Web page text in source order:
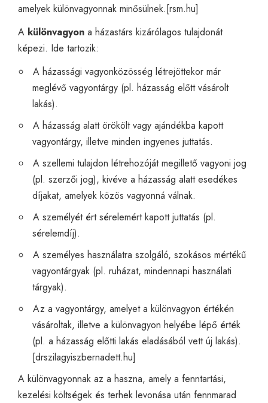
amelyek különvagyonnak minősülnek.[rsm.hu]
A különvagyon a házastárs kizárólagos tulajdonát
képezi. Ide tartozik:
A házassági vagyonközösség létrejöttekor már
meglévő vagyontárgy (pl. házasság előtt vásárolt
lakás).
A házasság alatt örökölt vagy ajándékba kapott
vagyontárgy, illetve minden ingyenes juttatás.
A szellemi tulajdon létrehozóját megillető vagyoni jog
(pl. szerzői jog), kivéve a házasság alatt esedékes
díjakat, amelyek közös vagyonná válnak.
A személyét ért sérelemért kapott juttatás (pl.
sérelemdíj).
A személyes használatra szolgáló, szokásos mértékű
vagyontárgyak (pl. ruházat, mindennapi használati
tárgyak).
Az a vagyontárgy, amelyet a különvagyon értékén
vásároltak, illetve a különvagyon helyébe lépő érték
(pl. a házasság előtti lakás eladásából vett új lakás).
[drszilagyiszbernadett.hu]
A különvagyonnak az a haszna, amely a fenntartási,
kezelési költségek és terhek levonása után fennmarad